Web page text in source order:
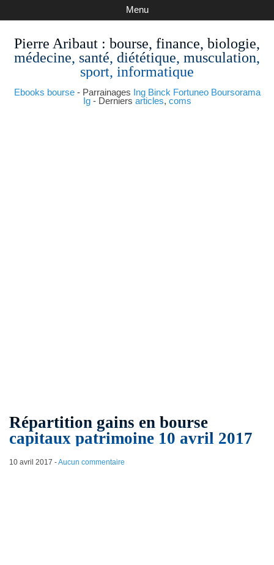
Pierre Aribaut : bourse, finance, biologie,
médecine, santé, diététique, musculation,
sport, informatique
Ebooks bourse- Parrainages Ing Binck Fortuneo Boursorama
Ig- Derniers articles, coms
Menu
Répartition gains en bourse
capitaux patrimoine 10 avril 2017
10 avril 2017 -Aucun commentaire